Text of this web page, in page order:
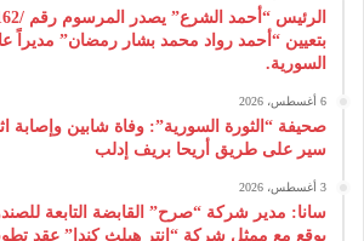
بتعيين “أحمد رواد محمد بشار رمضان” مديراً
السورية.
6 أغسطس، 2026
صحيفة “الثورة السورية”: وفاة شابين وإصابة
سير على طريق أريحا بريف إدلب
3 أغسطس، 2026
سانا: مدير شركة “صرح” القابضة التابعة
يوقع مع ممثل شركة “إنتر هيلث كندا” عقد